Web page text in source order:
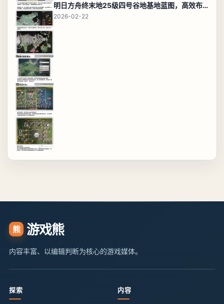
明日方舟终末地25级四号谷地基地蓝图，高效布局规划
2026-02-22
熊 游戏熊
内容丰富、以编辑判断为核心的游戏媒体。
探索 内容